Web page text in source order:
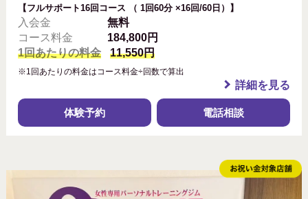
【フルサポート16回コース （ 1回60分 ×16回/60日）】
入会金
無料
コース料金
184,800円
1回あたりの料金
11,550円
※1回あたりの料金はコース料金÷回数で算出
詳細を見る
体験予約 電話相談